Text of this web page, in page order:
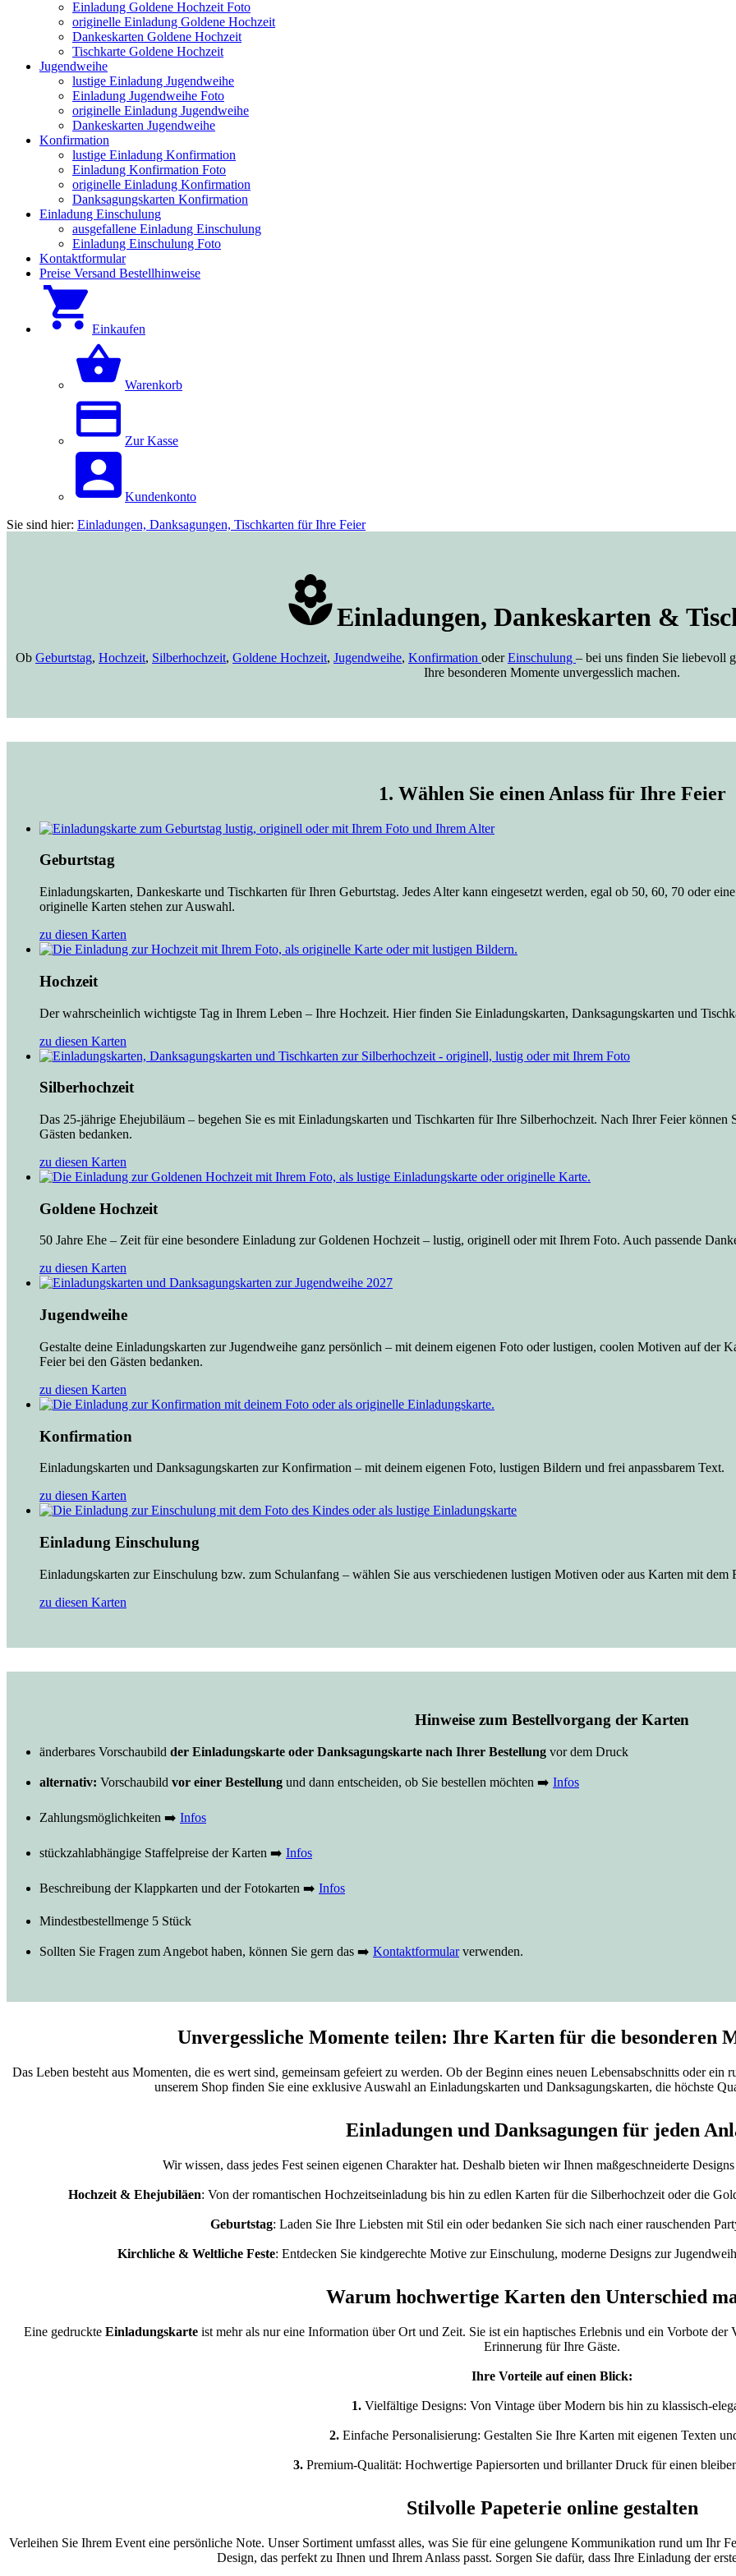
Einladung Goldene Hochzeit Foto
originelle Einladung Goldene Hochzeit
Dankeskarten Goldene Hochzeit
Tischkarte Goldene Hochzeit
Jugendweihe
lustige Einladung Jugendweihe
Einladung Jugendweihe Foto
originelle Einladung Jugendweihe
Dankeskarten Jugendweihe
Konfirmation
lustige Einladung Konfirmation
Einladung Konfirmation Foto
originelle Einladung Konfirmation
Danksagungskarten Konfirmation
Einladung Einschulung
ausgefallene Einladung Einschulung
Einladung Einschulung Foto
Kontaktformular
Preise Versand Bestellhinweise
Einkaufen
Warenkorb
Zur Kasse
Kundenkonto
Sie sind hier: Einladungen, Danksagungen, Tischkarten für Ihre Feier
Einladungen, Dankeskarten &
Ob Geburtstag, Hochzeit, Silberhochzeit, Goldene Hochzeit, Jugendweihe, Konfirmation oderEinschulung – bei uns finden Sie liebevoll
Ihre besonderen Momente unvergesslich machen.
1. Wählen Sie einen Anlass für Ihre Feier
Geburtstag
Einladungskarten, Dankeskarte und Tischkarten für Ihren Geburtstag. Jedes Alter kann eingesetzt werden, egal ob 50, 60, 70 oder
originelle Karten stehen zur Auswahl.
zu diesen Karten
Hochzeit
Der wahrscheinlich wichtigste Tag in Ihrem Leben – Ihre Hochzeit. Hier finden Sie Einladungskarten, Danksagungskarten und
zu diesen Karten
Silberhochzeit
Das 25-jährige Ehejubiläum – begehen Sie es mit Einladungskarten und Tischkarten für Ihre Silberhochzeit. Nach Ihrer Feier können
Gästen bedanken.
zu diesen Karten
Goldene Hochzeit
50 Jahre Ehe – Zeit für eine besondere Einladung zur Goldenen Hochzeit – lustig, originell oder mit Ihrem Foto. Auch passende
zu diesen Karten
Jugendweihe
Gestalte deine Einladungskarten zur Jugendweihe ganz persönlich – mit deinem eigenen Foto oder lustigen, coolen Motiven auf der
Feier bei den Gästen bedanken.
zu diesen Karten
Konfirmation
Einladungskarten und Danksagungskarten zur Konfirmation – mit deinem eigenen Foto, lustigen Bildern und frei anpassbarem Text.
zu diesen Karten
Einladung Einschulung
Einladungskarten zur Einschulung bzw. zum Schulanfang – wählen Sie aus verschiedenen lustigen Motiven oder aus Karten mit dem
zu diesen Karten
Hinweise zum Bestellvorgang der Karten
änderbares Vorschaubild der Einladungskarte oder Danksagungskarte nach Ihrer Bestellung vor dem Druck
alternativ: Vorschaubild vor einer Bestellung und dann entscheiden, ob Sie bestellen möchten ➡️ Infos
Zahlungsmöglichkeiten ➡️ Infos
stückzahlabhängige Staffelpreise der Karten ➡️ Infos
Beschreibung der Klappkarten und der Fotokarten ➡️ Infos
Mindestbestellmenge 5 Stück
Sollten Sie Fragen zum Angebot haben, können Sie gern das ➡️ Kontaktformularverwenden.
Unvergessliche Momente teilen: Ihre Karten für die besonderen
Das Leben besteht aus Momenten, die es wert sind, gemeinsam gefeiert zu werden. Ob der Beginn eines neuen Lebensabschnitts oder ein
unserem Shop finden Sie eine exklusive Auswahl an Einladungskarten und Danksagungskarten, die höchste
Einladungen und Danksagungen für jeden
Wir wissen, dass jedes Fest seinen eigenen Charakter hat. Deshalb bieten wir Ihnen maßgeschneiderte
Hochzeit & Ehejubiläen: Von der romantischen Hochzeitseinladung bis hin zu edlen Karten für die Silberhochzeit oder die
Geburtstag: Laden Sie Ihre Liebsten mit Stil ein oder bedanken Sie sich nach einer rauschenden
Kirchliche & Weltliche Feste: Entdecken Sie kindgerechte Motive zur Einschulung, moderne Designs zur
Warum hochwertige Karten den Unterschied
Eine gedruckte Einladungskarte ist mehr als nur eine Information über Ort und Zeit. Sie ist ein haptisches Erlebnis und ein Vorbote
Erinnerung für Ihre Gäste.
Ihre Vorteile auf einen Blick:
1. Vielfältige Designs: Von Vintage über Modern bis hin zu klassisch-
2. Einfache Personalisierung: Gestalten Sie Ihre Karten mit eigenen Texten
3. Premium-Qualität: Hochwertige Papiersorten und brillanter Druck für einen
Stilvolle Papeterie online gestalten
Verleihen Sie Ihrem Event eine persönliche Note. Unser Sortiment umfasst alles, was Sie für eine gelungene Kommunikation rund um Ihr
Design, das perfekt zu Ihnen und Ihrem Anlass passt. Sorgen Sie dafür, dass Ihre Einladung der